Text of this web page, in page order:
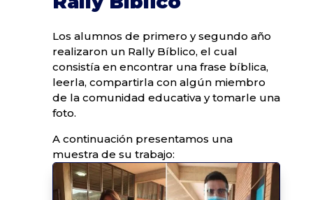
Los alumnos de primero y segundo año
realizaron un Rally Bíblico, el cual
consistía en encontrar una frase bíblica,
leerla, compartirla con algún miembro
de la comunidad educativa y tomarle una
foto.
A continuación presentamos una
muestra de su trabajo: